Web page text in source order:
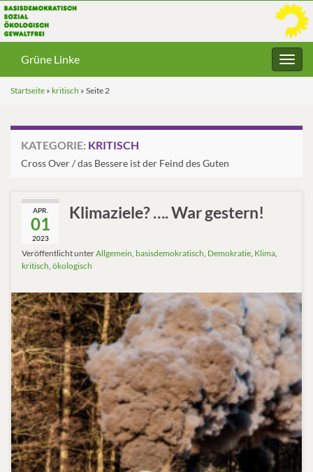
Grüne Linke
Startseite » kritisch » Seite 2
KATEGORIE: KRITISCH
Cross Over / das Bessere ist der Feind des Guten
APR.
01
2023
Klimaziele? …. War gestern!
Veröffentlicht unterAllgemein basisdemokratisch Demokratie Klima
kritisch ökologisch